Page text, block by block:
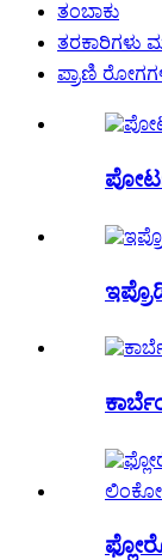
ತಂಬಾಕು
ತರಕಾರಿಗಳು
ಪ್ರಾಣಿ